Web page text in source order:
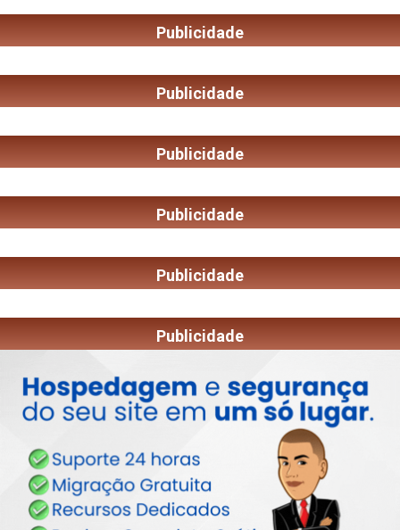
Publicidade
Publicidade
Publicidade
Publicidade
Publicidade
Publicidade